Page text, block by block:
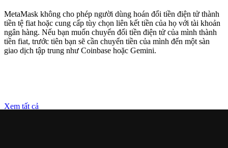
MetaMask không cho phép người dùng hoán đổi tiền điện tử thành
tiền tệ fiat hoặc cung cấp tùy chọn liên kết tiền của họ với tài khoản
ngân hàng. Nếu bạn muốn chuyển đổi tiền điện tử của mình thành
tiền fiat, trước tiên bạn sẽ cần chuyển tiền của mình đến một sàn
giao dịch tập trung như Coinbase hoặc Gemini.